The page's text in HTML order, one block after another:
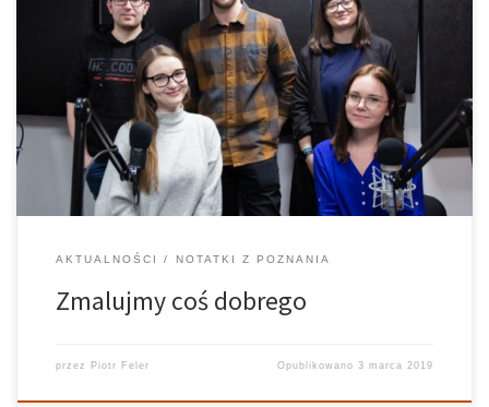
Kuba Czecholiński jest osiemnastolatkiem, który cierpi na
dziecięce porażenie mózgowe. Jego pasja to malowanie
obrazów. To bardzo pozytywny chłopak z poczuciem humoru.
Jego bohaterką jest 60-letnia mama, pani Urszula. Zawsze
pomocna i kochająca, jednak sama też potrzebuje pomocy. Musi
przenosić syna […]
AKTUALNOŚCI NOTATKI Z POZNANIA
Zmalujmy coś dobrego
przez Piotr Feler Opublikowano3 marca 2019